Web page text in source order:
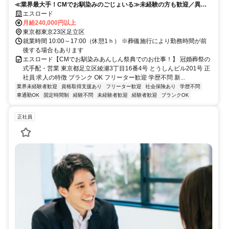
≪業界最大手！CMでお馴染みのごじょいる≫未経験の方も歓迎／異業
種からの転職になる方も大歓迎／景気に左右されない安定業種です／男
女活躍中◎
エスロード
月給240,000円以上
東京都東京23区足立区
就業時間 10:00～17:00（休憩1ｈ） ※葬儀施行により勤務時間が前
後する場合もあります
エスロード【CMでお馴染みあんしん祭典でのお仕事！】 冠婚葬祭の
式手配・営業 東京都足立区綾瀬3丁目16番4号 とうしんビル201号 正
社員 求人の特徴 ブランク OK フリーター歓迎 学歴不問 新...
業界未経験者歓迎 資格取得支援あり フリーター歓迎 社会保険あり
学歴不問
車通勤OK
固定時間制 経験不問 未経験者歓迎 経験者歓迎 ブランクOK
正社員